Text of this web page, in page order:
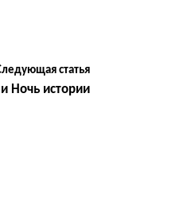
статья
Ночь истории